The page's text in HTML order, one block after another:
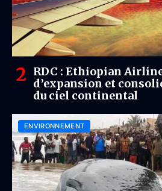
RDC : Ethiopian
d’expansion et
du ciel continental
ENVIRONNEMENT